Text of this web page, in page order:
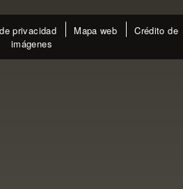
privacidad Mapa web
Crédito de
imágenes